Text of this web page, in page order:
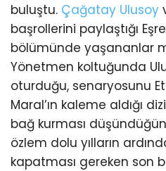
buluştu. Çağatay Ulusoy
başrollerini paylaştığı
bölümünde yaşananlar
Yönetmen koltuğunda
oturduğu, senaryosunu
Maral’ın kaleme aldığı
bağ kurması
özlem dolu yılların
kapatması gereken son